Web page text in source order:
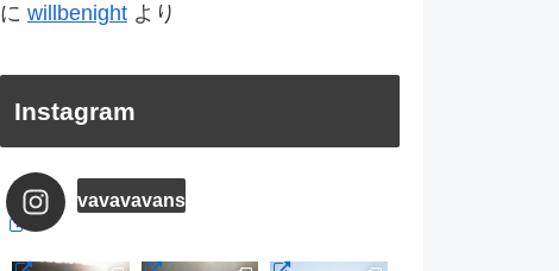
に willbenight より
Instagram
vavavavans